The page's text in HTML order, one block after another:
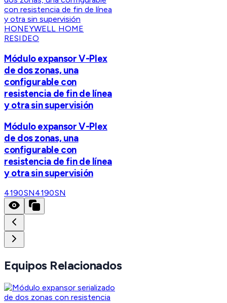
HONEYWELL HOME
RESIDEO
Módulo expansor V-Plex
de dos zonas, una
configurable con
resistencia de fin de línea
y otra sin supervisión
Módulo expansor V-Plex
de dos zonas, una
configurable con
resistencia de fin de línea
y otra sin supervisión
4190SN4190SN
Equipos Relacionados